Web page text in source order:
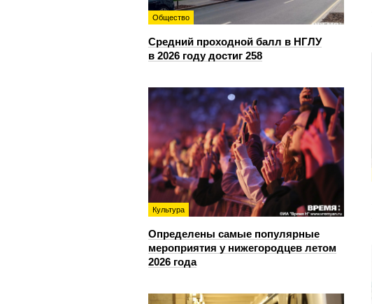
Общество
Средний проходной балл в НГЛУ
в 2026 году достиг 258
Культура
Определены самые популярные
мероприятия у нижегородцев летом
2026 года